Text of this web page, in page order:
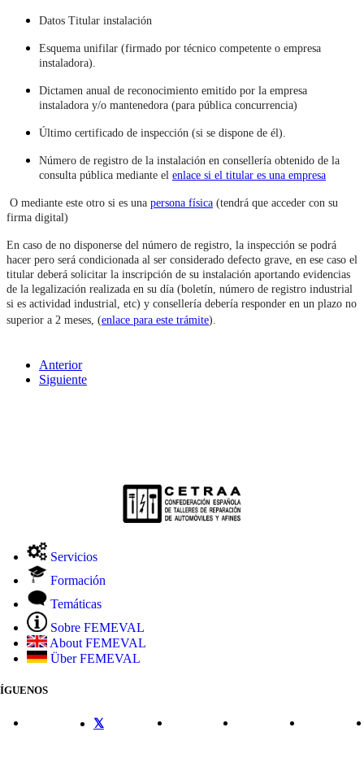
Datos Titular instalación
Esquema unifilar (firmado por técnico competente o empresa
instaladora).
Dictamen anual de reconocimiento emitido por la empresa
instaladora y/o mantenedora (para pública concurrencia)
Último certificado de inspección (si se dispone de él).
Número de registro de la instalación en consellería obtenido de la
consulta pública mediante el enlace si el titular es una empresa
O mediante este otro si es una persona física (tendrá que acceder con su
firma digital)
En caso de no disponerse del número de registro, la inspección se podrá
hacer pero será condicionada al ser considerado defecto grave, en ese caso el
titular deberá solicitar la inscripción de su instalación aportando evidencias
de la legalización realizada en su día (boletín, número de registro industrial
si es actividad industrial, etc) y consellería debería responder en un plazo no
superior a 2 meses, (enlace para este trámite).
Anterior
Siguiente
Servicios
Formación
Temáticas
Sobre FEMEVAL
About FEMEVAL
Über FEMEVAL